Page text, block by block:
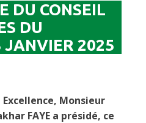
DU CONSEIL
DU
JANVIER 2025
Excellence, Monsieur
FAYE a présidé, ce